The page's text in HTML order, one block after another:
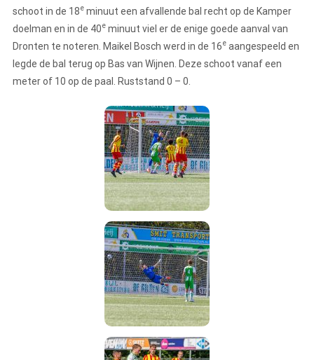
schoot in de 18e minuut een afvallende bal recht op de Kamper
doelman en in de 40e minuut viel er de enige goede aanval van
Dronten te noteren. Maikel Bosch werd in de 16e aangespeeld en
legde de bal terug op Bas van Wijnen. Deze schoot vanaf een
meter of 10 op de paal. Ruststand 0 – 0.